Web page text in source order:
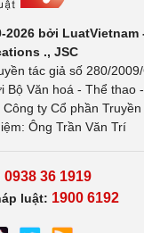
2026 bởi LuatVietnam
., JSC
tác giả số 280/
Bộ Văn hoá - Thể thao
ty Cổ phần
Ông Trần Văn Trí
0938 36 1919
luật: 1900 6192